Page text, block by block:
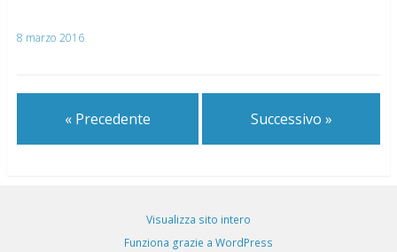
8 marzo 2016
« Precedente Successivo »
Visualizza sito intero
Funziona grazie a WordPress